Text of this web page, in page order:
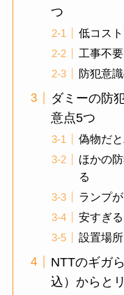
つ
低コス
工事不
防犯意
ダミーの防
意点5つ
偽物だ
ほかの
る
ランプ
安すぎ
設置場
NTTのギガ
込）からと